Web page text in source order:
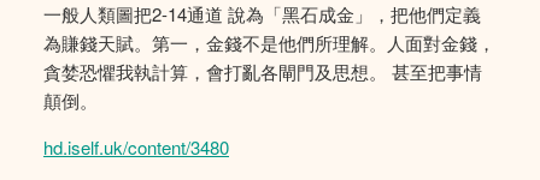
一般人類圖把2-14通道 說為「黑石成金」，把他們定義
為賺錢天賦。第一，金錢不是他們所理解。人面對金錢，
貪婪恐懼我執計算，會打亂各閘門及思想。 甚至把事情
顛倒。
hd.iself.uk/content/3480